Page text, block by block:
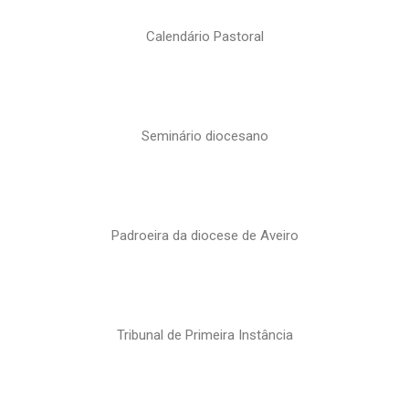
Calendário Pastoral
Seminário diocesano
Padroeira da diocese de Aveiro
Tribunal de Primeira Instância